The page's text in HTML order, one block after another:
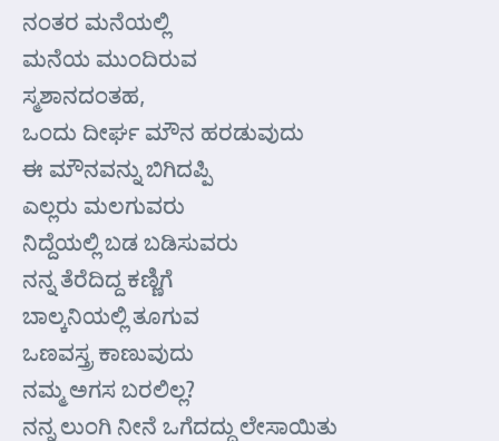
ನಂತರ ಮನೆಯಲ್ಲಿ
ಮನೆಯ ಮುಂದಿರುವ
ಸ್ಮಶಾನದಂತಹ,
ಒಂದು ದೀರ್ಘ ಮೌನ ಹರಡುವುದು
ಈ ಮೌನವನ್ನು ಬಿಗಿದಪ್ಪಿ
ಎಲ್ಲರು ಮಲಗುವರು
ನಿದ್ದೆಯಲ್ಲಿ ಬಡ ಬಡಿಸುವರು
ನನ್ನ ತೆರೆದಿದ್ದ ಕಣ್ಣಿಗೆ
ಬಾಲ್ಕನಿಯಲ್ಲಿ ತೂಗುವ
ಒಣವಸ್ತ್ರ ಕಾಣುವುದು
ನಮ್ಮ ಅಗಸ ಬರಲಿಲ್ಲ?
ನನ್ನ ಲುಂಗಿ ನೀನೆ ಒಗೆದದ್ದು ಲೇಸಾಯಿತು